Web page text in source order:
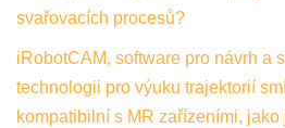
svařovacích procesů?
iRobotCAM, software pro návrh a
technologii pro výuku trajektorií
kompatibilní s MR zařízeními,